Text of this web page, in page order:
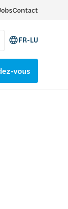
Contact
FR-LU
vous